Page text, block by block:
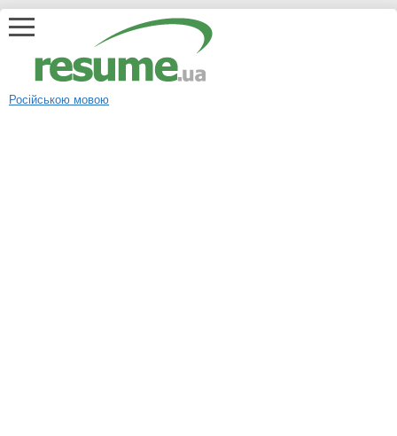
Російською мовою